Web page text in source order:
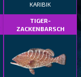
KARIBIK
TIGER-
ZACKENBARSCH